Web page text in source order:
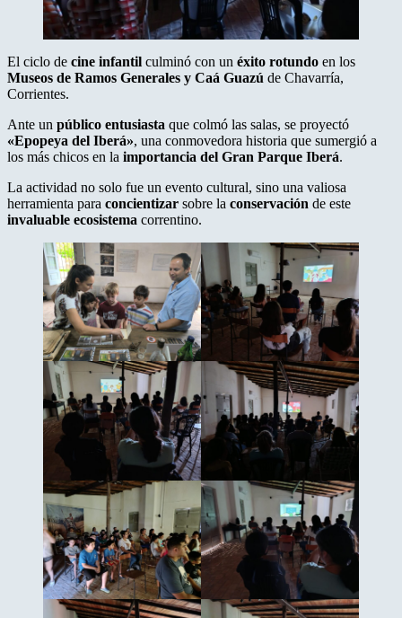
El ciclo de cine infantil culminó con un éxito rotundo en los
Museos de Ramos Generales y Caá Guazú de Chavarría,
Corrientes.
Ante un público entusiasta que colmó las salas, se proyectó
«Epopeya del Iberá», una conmovedora historia que sumergió a
los más chicos en la importancia del Gran Parque Iberá.
La actividad no solo fue un evento cultural, sino una valiosa
herramienta para concientizar sobre la conservación de este
invaluable ecosistema correntino.